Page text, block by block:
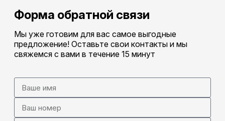
Форма обратной связи
Мы уже готовим для вас самое выгодные
предложение! Оставьте свои контакты и мы
свяжемся с вами в течение 15 минут